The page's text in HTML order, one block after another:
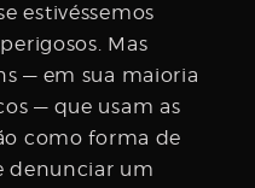
estivéssemos
Mas
— em sua maioria
— que usam as
como forma de
denunciar um